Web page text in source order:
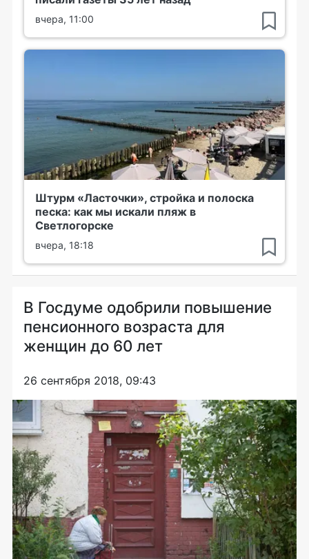
вчера, 11:00
Штурм «Ласточки», стройка и полоска
песка: как мы искали пляж в
Светлогорске
вчера, 18:18
В Госдуме одобрили повышение
пенсионного возраста для
женщин до 60 лет
26 сентября 2018, 09:43